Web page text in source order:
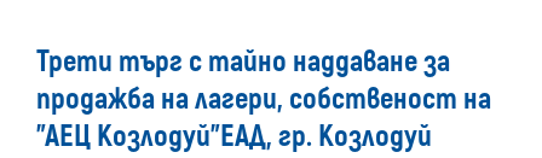
Трети търг с тайно наддаване за
продажба на лагери, собственост на
"АЕЦ Козлодуй"ЕАД, гр. Козлодуй